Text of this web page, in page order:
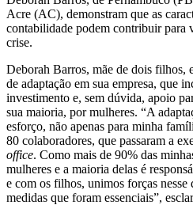
Acre (AC), demonstram que as
contabilidade podem contribuir para
crise.
Deborah Barros, mãe de dois filhos,
de adaptação em sua empresa, que
investimento e, sem dúvida, apoio
sua maioria, por mulheres. “A
esforço, não apenas para minha
80 colaboradores, que passaram a
office. Como mais de 90% das
mulheres e a maioria delas é
e com os filhos, unimos forças nesse
medidas que foram essenciais”,